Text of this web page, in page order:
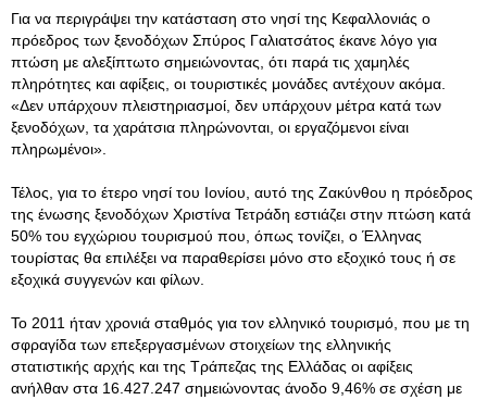
Για να περιγράψει την κατάσταση στο νησί της Κεφαλλονιάς ο
πρόεδρος των ξενοδόχων Σπύρος Γαλιατσάτος έκανε λόγο για
πτώση με αλεξίπτωτο σημειώνοντας, ότι παρά τις χαμηλές
πληρότητες και αφίξεις, οι τουριστικές μονάδες αντέχουν ακόμα.
«Δεν υπάρχουν πλειστηριασμοί, δεν υπάρχουν μέτρα κατά των
ξενοδόχων, τα χαράτσια πληρώνονται, οι εργαζόμενοι είναι
πληρωμένοι».
Τέλος, για το έτερο νησί του Ιονίου, αυτό της Ζακύνθου η πρόεδρος
της ένωσης ξενοδόχων Χριστίνα Τετράδη εστιάζει στην πτώση κατά
50% του εγχώριου τουρισμού που, όπως τονίζει, ο Έλληνας
τουρίστας θα επιλέξει να παραθερίσει μόνο στο εξοχικό τους ή σε
εξοχικά συγγενών και φίλων.
Το 2011 ήταν χρονιά σταθμός για τον ελληνικό τουρισμό, που με τη
σφραγίδα των επεξεργασμένων στοιχείων της ελληνικής
στατιστικής αρχής και της Τράπεζας της Ελλάδας οι αφίξεις
ανήλθαν στα 16.427.247 σημειώνοντας άνοδο 9,46% σε σχέση με